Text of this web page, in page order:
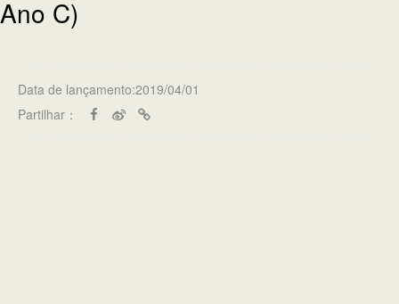
Ano C)
Data de lançamento:2019/04/01
Partilhar：